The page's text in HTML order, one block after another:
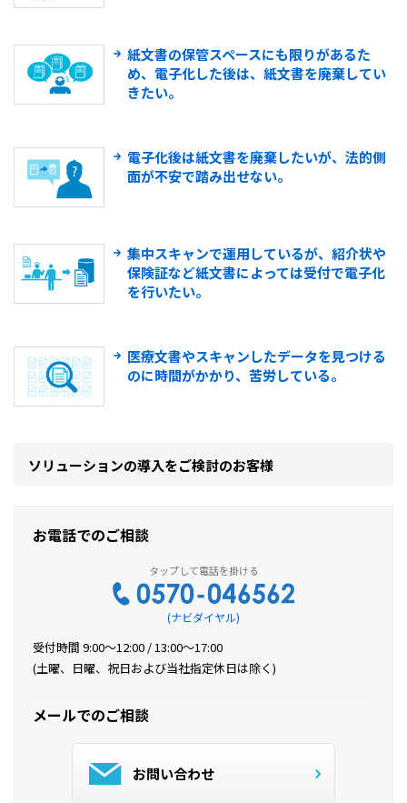
紙文書の保管スペースにも限りがあるた
め、電子化した後は、紙文書を廃棄してい
きたい。
電子化後は紙文書を廃棄したいが、法的側
面が不安で踏み出せない。
集中スキャンで運用しているが、紹介状や
保険証など紙文書によっては受付で電子化
を行いたい。
医療文書やスキャンしたデータを見つける
のに時間がかかり、苦労している。
ソリューションの導入をご検討のお客様
お電話でのご相談
(ナビダイヤル)
受付時間 9:00～12:00 / 13:00～17:00
(土曜、日曜、祝日および当社指定休日は除く)
メールでのご相談
お問い合わせ